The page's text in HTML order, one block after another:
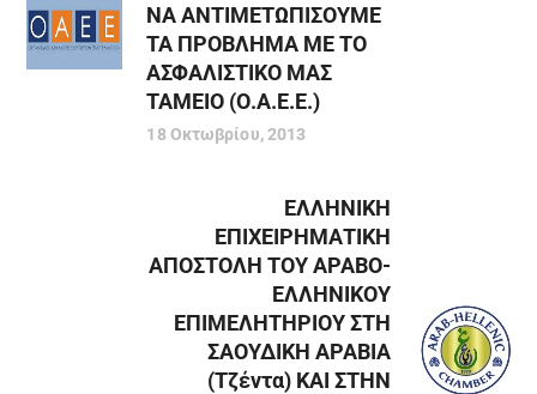
ΝΑ ΑΝΤΙΜΕΤΩΠΙΣΟΥΜΕ
ΤΑ ΠΡΟΒΛΗΜΑ ΜΕ ΤΟ
ΑΣΦΑΛΙΣΤΙΚΟ ΜΑΣ
ΤΑΜΕΙΟ (Ο.Α.Ε.Ε.)
18 Οκτωβρίου, 2013
ΕΛΛΗΝΙΚΗ
ΕΠΙΧΕΙΡΗΜΑΤΙΚΗ
ΑΠΟΣΤΟΛΗ ΤΟΥ ΑΡΑΒΟ-
ΕΛΛΗΝΙΚΟΥ
ΕΠΙΜΕΛΗΤΗΡΙΟΥ ΣΤΗ
ΣΑΟΥΔΙΚΗ ΑΡΑΒΙΑ
(Τζέντα) KAI ΣTHN